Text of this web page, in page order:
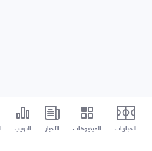
المباريات الفيديوهات الأخبار الترتيب